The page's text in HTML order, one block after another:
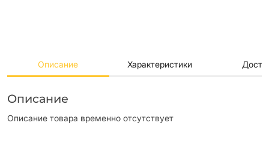
Описание Характеристики
Описание
Описание товара временно отсутствует